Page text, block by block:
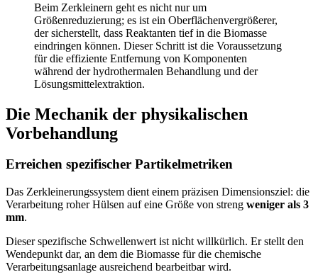
Beim Zerkleinern geht es nicht nur um
Größenreduzierung; es ist ein Oberflächenvergrößerer,
der sicherstellt, dass Reaktanten tief in die Biomasse
eindringen können. Dieser Schritt ist die Voraussetzung
für die effiziente Entfernung von Komponenten
während der hydrothermalen Behandlung und der
Lösungsmittelextraktion.
Die Mechanik der physikalischen
Vorbehandlung
Erreichen spezifischer Partikelmetriken
Das Zerkleinerungssystem dient einem präzisen Dimensionsziel: die
Verarbeitung roher Hülsen auf eine Größe von streng weniger als 3
mm.
Dieser spezifische Schwellenwert ist nicht willkürlich. Er stellt den
Wendepunkt dar, an dem die Biomasse für die chemische
Verarbeitungsanlage ausreichend bearbeitbar wird.